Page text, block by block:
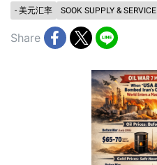
- 美元汇率 SOOK SUPPLY & SERVICE
Share